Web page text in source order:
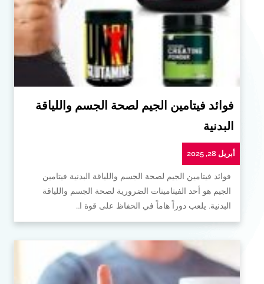
فوائد فيتامين الجيم لصحة الجسم واللياقة
البدنية
أبريل 28, 2025
فوائد فيتامين الجيم لصحة الجسم واللياقة البدنية فيتامين
الجيم هو أحد الفيتامينات الضرورية لصحة الجسم واللياقة
البدنية. يلعب دوراً هاماً في الحفاظ على قوة ا…